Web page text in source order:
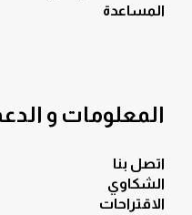
المساعدة
المعلومات و
اتصل بنا
الشكاوي
الاقتراحات